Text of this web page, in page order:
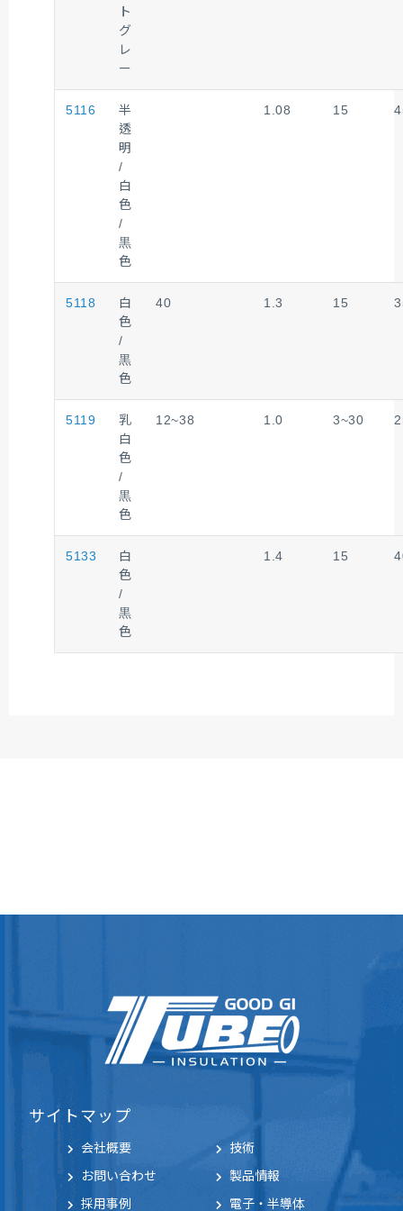
ト
グ
レ
ー
5116
半
透
明
/
白
色
/
黒
色
1.08 15
5118
白
色
/
黒
色
40 1.3 15
5119
乳
白
色
/
黒
色
12~38 1.0 3~30
5133
白
色
/
黒
色
1.4 15
サイトマップ
会社概要
技術
お問い合わせ
製品情報
採用事例
電子・半導体